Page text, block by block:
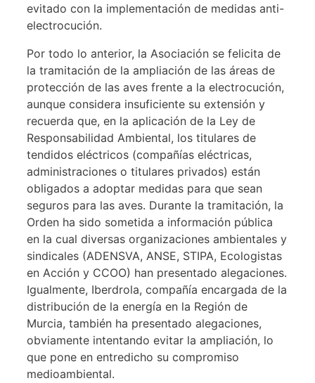
evitado con la implementación de medidas anti-
electrocución.
Por todo lo anterior, la Asociación se felicita de
la tramitación de la ampliación de las áreas de
protección de las aves frente a la electrocución,
aunque considera insuficiente su extensión y
recuerda que, en la aplicación de la Ley de
Responsabilidad Ambiental, los titulares de
tendidos eléctricos (compañías eléctricas,
administraciones o titulares privados) están
obligados a adoptar medidas para que sean
seguros para las aves. Durante la tramitación, la
Orden ha sido sometida a información pública
en la cual diversas organizaciones ambientales y
sindicales (ADENSVA, ANSE, STIPA, Ecologistas
en Acción y CCOO) han presentado alegaciones.
Igualmente, Iberdrola, compañía encargada de la
distribución de la energía en la Región de
Murcia, también ha presentado alegaciones,
obviamente intentando evitar la ampliación, lo
que pone en entredicho su compromiso
medioambiental.